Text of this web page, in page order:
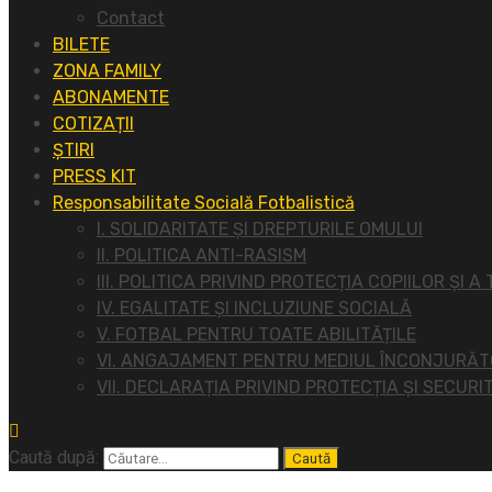
Contact
BILETE
ZONA FAMILY
ABONAMENTE
COTIZAȚII
ȘTIRI
PRESS KIT
Responsabilitate Socială Fotbalistică
I. SOLIDARITATE ȘI DREPTURILE OMULUI
II. POLITICA ANTI-RASISM
III. POLITICA PRIVIND PROTECȚIA COPIILOR ȘI A
IV. EGALITATE ȘI INCLUZIUNE SOCIALĂ
V. FOTBAL PENTRU TOATE ABILITĂȚILE
VI. ANGAJAMENT PENTRU MEDIUL
VII. DECLARAȚIA PRIVIND PROTECȚIA ȘI
Caută după: